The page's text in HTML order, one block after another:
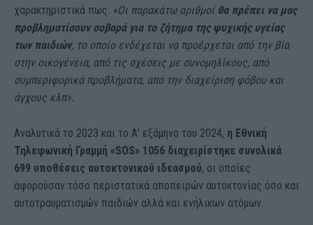
χαρακτηριστικά πως: «Οι παρακάτω αριθμοί θα πρέπει να μας
προβληματίσουν σοβαρά για το ζήτημα της ψυχικής υγείας
των παιδιών, το οποίο ενδέχεται να προέρχεται από την βία
στην οικογένεια, από τις σχέσεις με συνομηλίκους, από
συμπεριφορικά προβλήματα, από την διαχείριση φόβου και
άγχους κλπ».
Αναλυτικά το 2023 και το Α’ εξάμηνο του 2024, η Εθνική
Τηλεφωνική Γραμμή «SOS» 1056 διαχειρίστηκε συνολικά
699 υποθέσεις αυτοκτονικού ιδεασμού, οι οποίες
αφορούσαν τόσο περιστατικά αποπειρών αυτοκτονίας όσο και
αυτοτραυματισμών παιδιών αλλά και ενήλικων ατόμων.